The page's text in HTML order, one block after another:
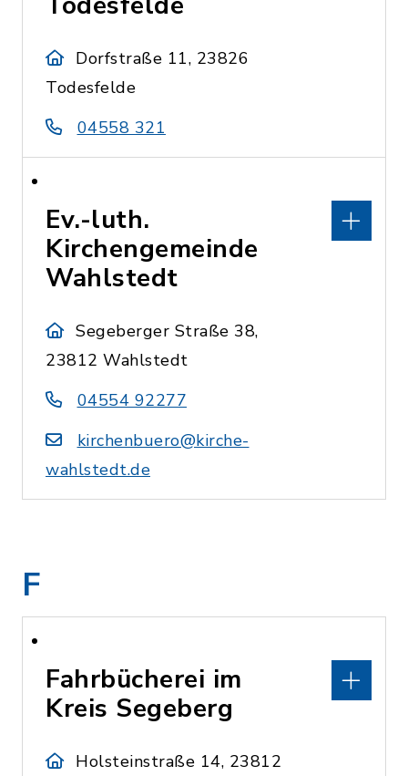
Dorfstraße 11, 23826
Todesfelde
04558 321
Ev.-luth.
Kirchengemeinde
Wahlstedt
Segeberger Straße 38,
23812 Wahlstedt
04554 92277
kirchenbuero@kirche-
wahlstedt.de
F
Fahrbücherei im
Kreis Segeberg
Holsteinstraße 14, 23812